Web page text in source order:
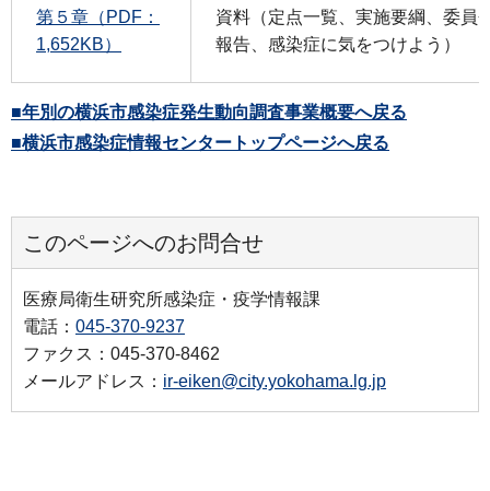
第５章（PDF：
1,652KB）
資料（定点一覧、実施要綱、委員
報告、感染症に気をつけよう）
■年別の横浜市感染症発生動向調査事業概要へ戻る
■横浜市感染症情報センタートップページへ戻る
このページへのお問合せ
医療局衛生研究所感染症・疫学情報課
電話： 045-370-9237
ファクス：045-370-8462
メールアドレス： ir-eiken@city.yokohama.lg.jp